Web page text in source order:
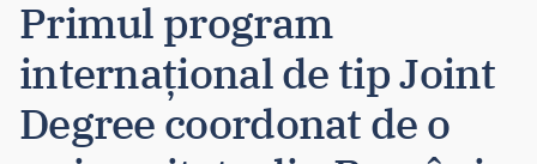
Primul program
internațional de tip Joint
Degree coordonat de o